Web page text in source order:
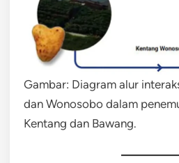
Gambar: Diagram alur
dan Wonosobo dalam
Kentang dan Bawang.